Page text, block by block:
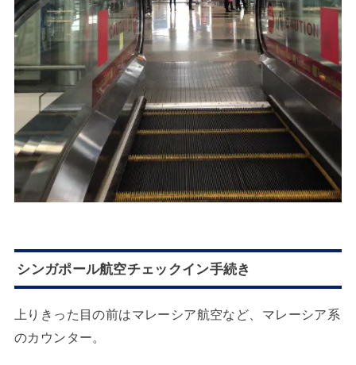
シンガポール航空チェックイン手続き
上りきった目の前はマレーシア航空など、マレーシア系
のカウンター。